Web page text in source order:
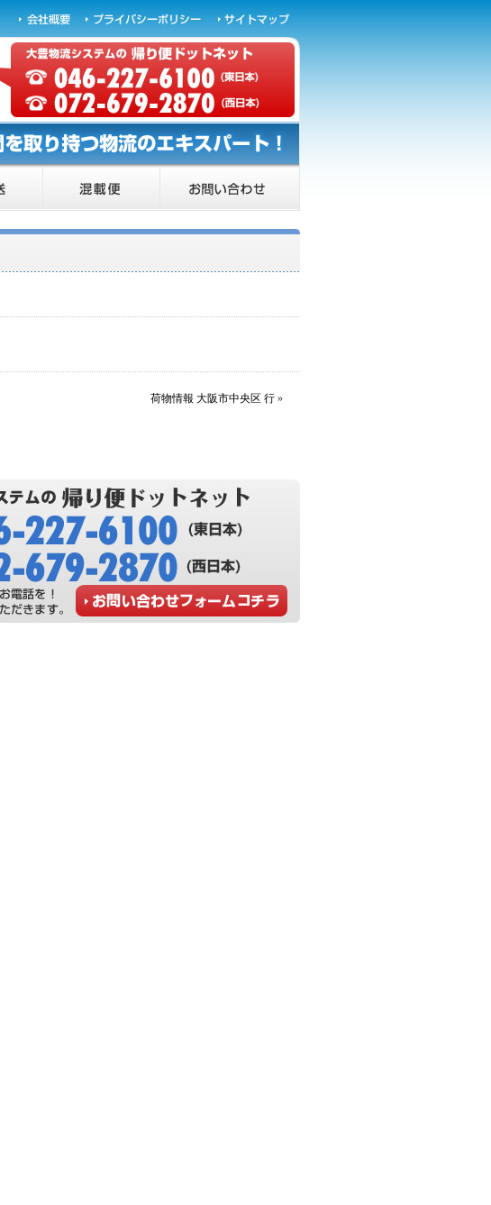
荷物情報 大阪市中央区 行 »